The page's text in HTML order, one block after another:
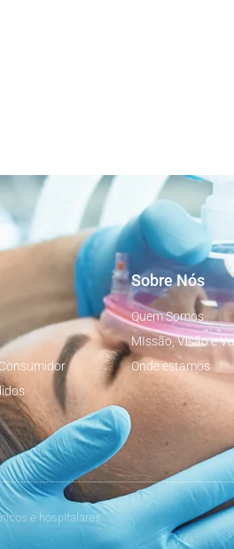
Sobre Nós
Quem Somos
MIssão, Visão e
Onde estamos
e hospitalares